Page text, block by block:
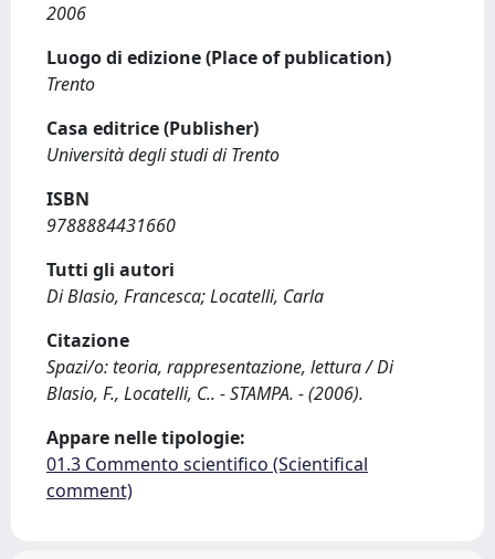
2006
Luogo di edizione (Place of publication)
Trento
Casa editrice (Publisher)
Università degli studi di Trento
ISBN
9788884431660
Tutti gli autori
Di Blasio, Francesca; Locatelli, Carla
Citazione
Spazi/o: teoria, rappresentazione, lettura / Di
Blasio, F., Locatelli, C.. - STAMPA. - (2006).
Appare nelle tipologie:
01.3 Commento scientifico (Scientifical
comment)